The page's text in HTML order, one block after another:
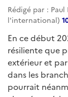
Rédigé par :
l'international)
En ce début
résiliente que
extérieur et
dans les
pourrait